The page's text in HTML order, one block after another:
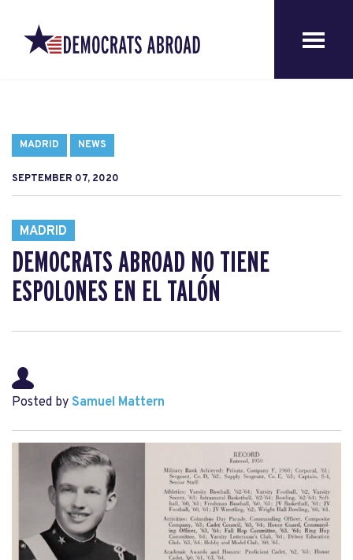
MADRID NEWS
SEPTEMBER 07, 2020
MADRID
DEMOCRATS ABROAD NO TIENE
ESPOLONES EN EL TALÓN
Posted by Samuel Mattern